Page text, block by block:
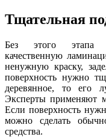
Тщательная
Без этого этапа
качественную
ненужную краску,
поверхность нужно
деревянное, то его
Эксперты применяют
Если поверхность
можно сделать
средства.